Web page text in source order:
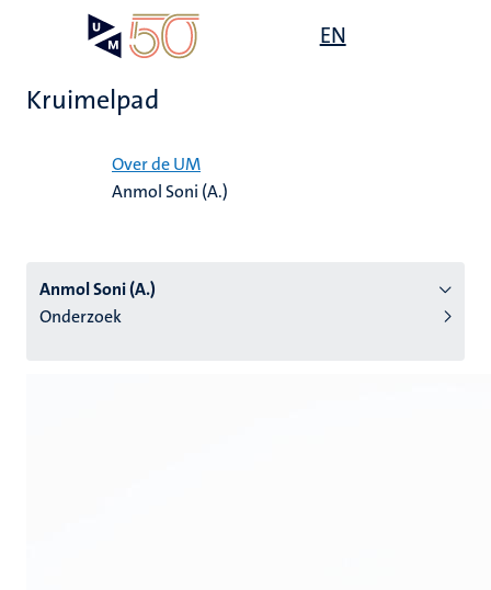
EN
Kruimelpad
Over de UM
Anmol Soni (A.)
Anmol Soni (A.)
Onderzoek